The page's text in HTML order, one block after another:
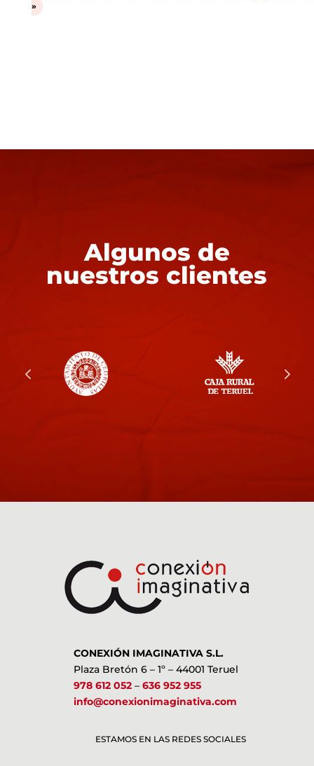
»
Algunos de
nuestros clientes
CONEXIÓN IMAGINATIVA S.L.
Plaza Bretón 6 – 1º – 44001 Teruel
978 612 052– 636 952 955
info@conexionimaginativa.com
ESTAMOS EN LAS REDES SOCIALES